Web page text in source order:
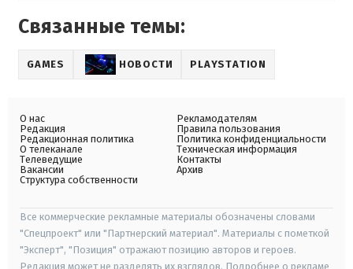
Связанные темы:
GAMES НОВОСТИ PLAYSTATION
О нас
Редакция
Редакционная политика
О телеканале
Телеведущие
Вакансии
Структура собственности
Рекламодателям
Правила пользования
Политика конфиденциальности
Техническая информация
Контакты
Архив
Все коммерческие рекламные материалы обозначены словами
"Спецпроект" или "Партнерский материал". Материалы с пометкой
"Эксперт", "Позиция" отражают позицию авторов и героев.
Редакция может не разделять их взглядов. Подробнее о рекламе